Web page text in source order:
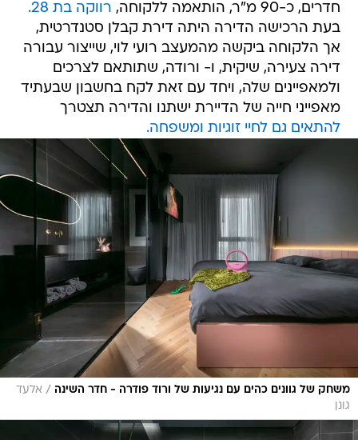
חדרים, כ-90 מ"ר, הותאמה ללקוחה,
רווקה בת 28.
בעת הרכישה הדירה היתה דירת קבלן סטנדרטית,
אך הלקוחה ביקשה מהמעצב רועי לוי, שייצור עבורה
דירה צעירה, שיקית, ו- ורודה, שתותאם לצרכים
ולמאפיינים שלה, ויחד עם זאת לקח בחשבון שבעתיד
מאפייני חייה של הדיירת ישתנו והדירה תצטרך
להתאים גם לחיי זוגיות ומשפחה.
משחק של גוונים כהים עם נגיעות של ורוד פודרה - חדר השינה / אלעד
גונן